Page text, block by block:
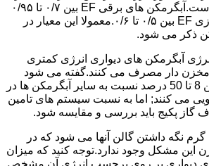
کارایی آبگرمکن بیشتر است.آبگرمکن های برقی EF بین ۰/۷ تا ۰/۹۵
دارند و آبگرمکن های گازی EF بین ۰/۵ تا ۰/۶.معمولا این معیار در
ذکر می شود.
آبگرمکن های دیواری انرژی کمتری
دار مصرف می کنند.گفته می شود
آبگرمکن های دیواری بین 8 تا 50 درصد نسبت به سایر آبگرمکن ها در
می کنند; اما به نسبت سیستم های تامین
گاز پکیج باید بررسی و مقایسه شود.
نگه داشتن گالن آنها می شود که در
این مشکل وجود ندارد.توجه کنید که میزان
دیواری بر روی برچسب انرژی آن مشخص